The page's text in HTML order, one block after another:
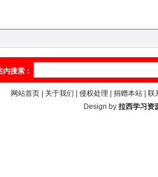
内搜索：
网站首页| 关于我们 侵权处理 捐赠本站| 联
Design by 拉西学习资